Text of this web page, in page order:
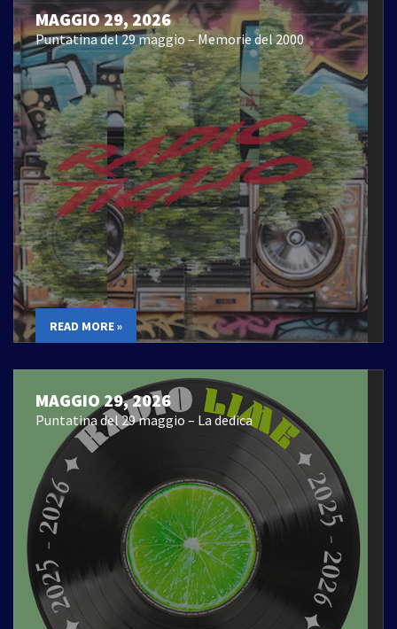
MAGGIO 29, 2026
Puntatina del 29 maggio – Memorie del 2000
READ MORE »
MAGGIO 29, 2026
Puntatina del 29 maggio – La dedica